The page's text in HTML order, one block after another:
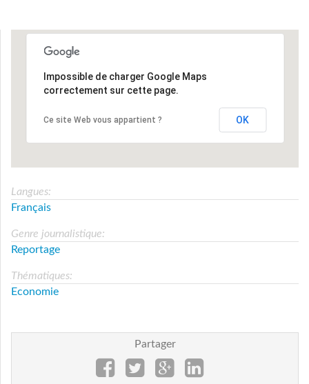
Impossible de charger Google Maps
correctement sur cette page.
Ce site Web vous appartient ? OK
Langues:
Français
Genre journalistique:
Reportage
Thématiques:
Economie
Partager